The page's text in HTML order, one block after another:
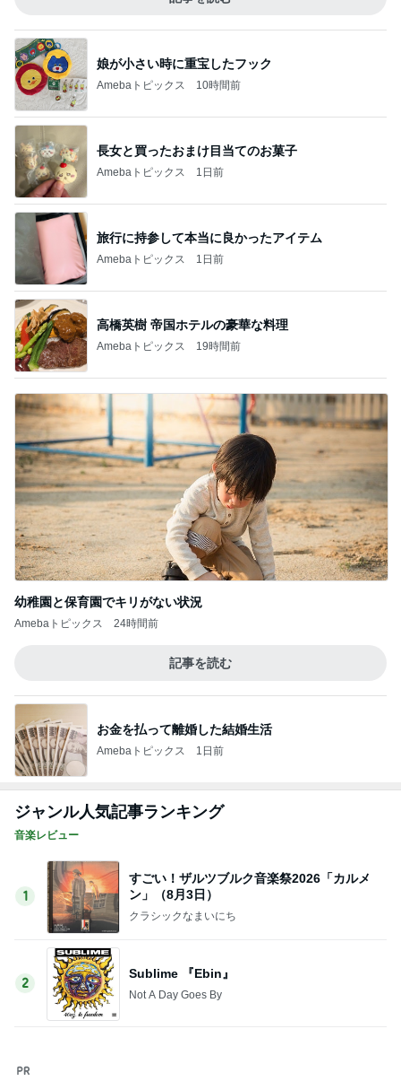
娘が小さい時に重宝したフック
Amebaトピックス 10時間前
長女と買ったおまけ目当てのお菓子
Amebaトピックス 1日前
旅行に持参して本当に良かったアイテム
Amebaトピックス 1日前
高橋英樹 帝国ホテルの豪華な料理
Amebaトピックス 19時間前
幼稚園と保育園でキリがない状況
Amebaトピックス 24時間前
記事を読む
お金を払って離婚した結婚生活
Amebaトピックス 1日前
ジャンル人気記事ランキング
音楽レビュー
1
すごい！ザルツブルク音楽祭2026「カルメ
ン」（8月3日）
クラシックなまいにち
2
Sublime 『Ebin』
Not A Day Goes By
3